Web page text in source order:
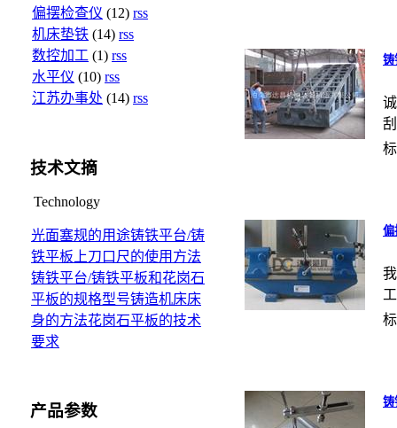
偏摆检查仪 (12) rss
机床垫铁 (14) rss
数控加工 (1) rss
水平仪 (10) rss
江苏办事处 (14) rss
技术文摘
Technology
光面塞规的用途铸铁平台/铸
铁平板上刀口尺的使用方法
铸铁平台/铸铁平板和花岗石
平板的规格型号铸造机床床
身的方法花岗石平板的技术
要求
产品参数
铸
偏
铸